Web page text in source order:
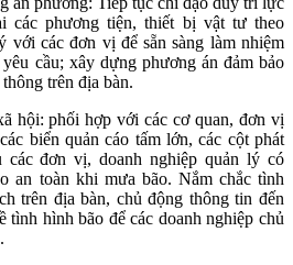
các phương tiện, thiết bị vật tư theo
với các đơn vị để sẵn sàng làm nhiệm
cầu; xây dựng phương án đảm bảo
trên địa bàn.
hội: phối hợp với các cơ quan, đơn vị
biển quản cáo tấm lớn, các cột phát
các đơn vị, doanh nghiệp quản lý có
an toàn khi mưa bão. Nắm chắc tình
trên địa bàn, chủ động thông tin đến
tình hình bão để các doanh nghiệp chủ